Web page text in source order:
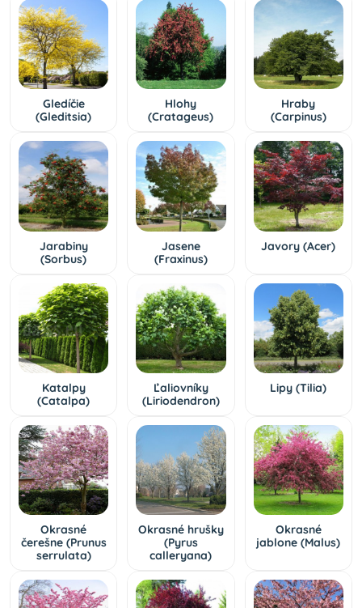
Gledíčie
(Gleditsia)
Hlohy
(Cratageus)
Hraby
(Carpinus)
Jarabiny
(Sorbus)
Jasene
(Fraxinus)
Javory (Acer)
Katalpy
(Catalpa)
Ľaliovníky
(Liriodendron)
Lipy (Tilia)
Okrasné
čerešne (Prunus
serrulata)
Okrasné hrušky
(Pyrus
calleryana)
Okrasné
jablone (Malus)